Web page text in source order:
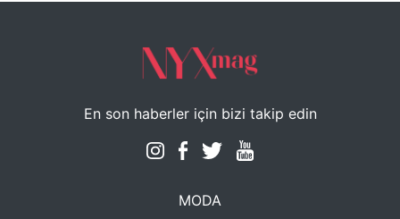
En son haberler için bizi takip edin
MODA